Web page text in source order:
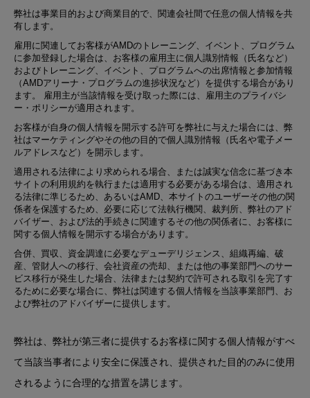
弊社は事業目的および商業目的で、関連会社間で任意の​個人情報を共
有します。
雇用に関連してお客様がAMDのトレーニング、イベント、プログラム
に参加登録した場合は、お客様の雇用主に個人識別情報（氏名など）
およびトレーニング、イベント、プログラムへの出席情報と参加情報
（AMDアリーナ・プログラムの進捗状況など）を提供する場合があり
ます。 雇用主が当該情報を受け取った際には、雇用主のプライバシ
ー・ポリシーが適用されます。
お客様が自身の個人情報を開示する許可を弊社に与えた場合には、弊
社はマーケティングやその他の目的で個人識別情報（氏名や電子メー
ルアドレスなど）を開示します。
適用される法律により求められる場合、または誠実な信念に基づき本
サイトの利用規約を執行または適用する必要がある場合は、適用され
る法律に準じるため、あるいはAMD、本サイトのユーザーその他の関
係者を保護するため、必要に応じて法執行機関、裁判所、弊社のアド
バイザー、および法的手続きに関連するその他の関係者に、お客様に
関する個人情報を開示する場合があります。
合併、買収、資金調達に必要なデューデリジェンス、組織再編、破
産、管財人への移行、会社資産の売却、または他の事業部門へのサー
ビス移行が発生した場合、法律または契約で許可される取引を完了す
るために必要な場合に、弊社は関連する個人情報を当該事業部門、お
よび弊社のアドバイザーに提供します。
弊社は、弊社が第三者に提供するお客様に関する個人情報がすべ
て当該当事者により安全に保護され、提供された目的のみに使用
されるように合理的な措置を講じます。